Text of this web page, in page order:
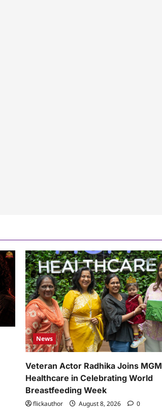
News
Veteran Actor Radhika Joins MGM
Healthcare in Celebrating World
Breastfeeding Week
flickauthor August 8, 2026 0